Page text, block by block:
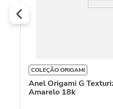
COLEÇÃO ORIGAMI
Anel Origami G
Amarelo 18k